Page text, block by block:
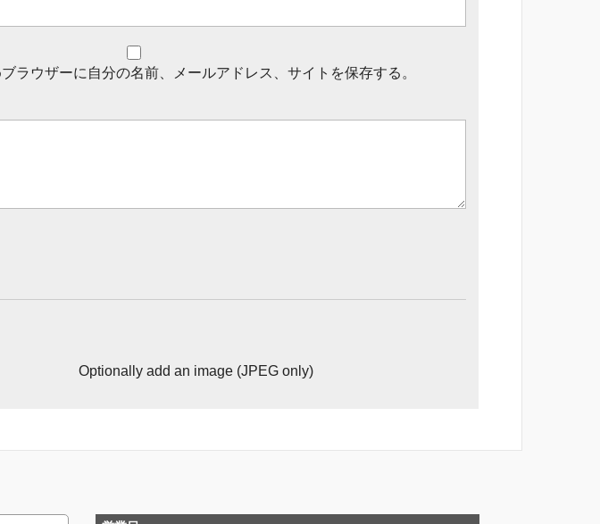
ラウザーに自分の名前、メールアドレス、サイトを保存する。
Optionally add an image (JPEG only)